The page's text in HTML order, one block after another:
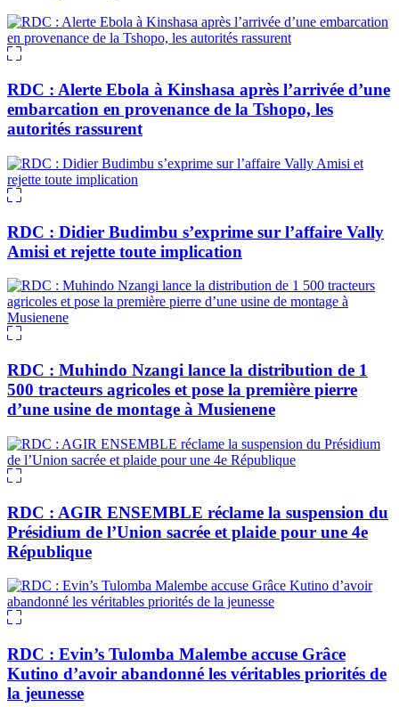
RDC : Alerte Ebola à Kinshasa après l’arrivée d’une
embarcation en provenance de la Tshopo, les
autorités rassurent
RDC : Didier Budimbu s’exprime sur l’affaire Vally
Amisi et rejette toute implication
RDC : Muhindo Nzangi lance la distribution de 1
500 tracteurs agricoles et pose la première pierre
d’une usine de montage à Musienene
RDC : AGIR ENSEMBLE réclame la suspension du
Présidium de l’Union sacrée et plaide pour une 4e
République
RDC : Evin’s Tulomba Malembe accuse Grâce
Kutino d’avoir abandonné les véritables priorités de
la jeunesse